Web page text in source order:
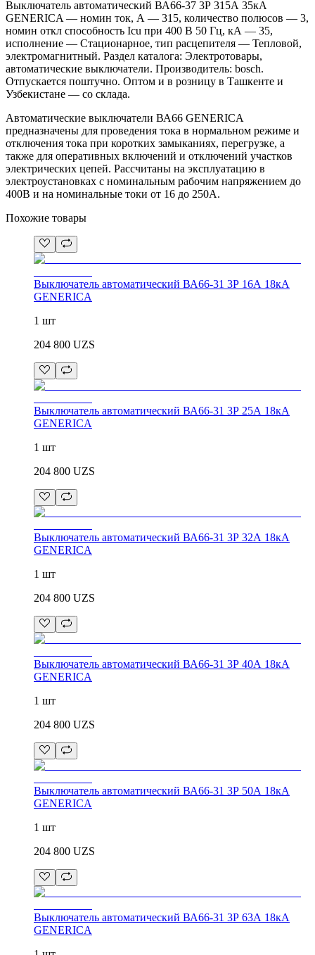
Выключатель автоматический ВА66-37 3Р 315А 35кА
GENERICA — номин ток, А — 315, количество полюсов — 3,
номин откл способность Icu при 400 В 50 Гц, кА — 35,
исполнение — Стационарное, тип расцепителя — Тепловой,
электромагнитный. Раздел каталога: Электротовары,
автоматические выключатели. Производитель: bosch.
Отпускается поштучно. Оптом и в розницу в Ташкенте и
Узбекистане — со склада.
Автоматические выключатели ВА66 GENERICA
предназначены для проведения тока в нормальном режиме и
отключения тока при коротких замыканиях, перегрузке, а
также для оперативных включений и отключений участков
электрических цепей. Рассчитаны на эксплуатацию в
электроустановках с номинальным рабочим напряжением до
400В и на номинальные токи от 16 до 250А.
Похожие товары
Выключатель автоматический ВА66-31 3Р 16А 18кА
GENERICA
1 шт
204 800 UZS
Выключатель автоматический ВА66-31 3Р 25А 18кА
GENERICA
1 шт
204 800 UZS
Выключатель автоматический ВА66-31 3Р 32А 18кА
GENERICA
1 шт
204 800 UZS
Выключатель автоматический ВА66-31 3Р 40А 18кА
GENERICA
1 шт
204 800 UZS
Выключатель автоматический ВА66-31 3Р 50А 18кА
GENERICA
1 шт
204 800 UZS
Выключатель автоматический ВА66-31 3Р 63А 18кА
GENERICA